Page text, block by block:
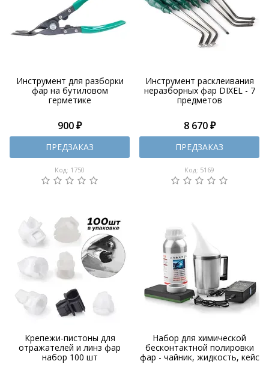
Инструмент для разборки
фар на бутиловом
герметике
900 ₽
ПРЕДЗАКАЗ
Код: 1750
Инструмент расклеивания
неразборных фар DIXEL - 7
предметов
8 670 ₽
ПРЕДЗАКАЗ
Код: 5169
Крепежи-пистоны для
отражателей и линз фар
набор 100 шт
Набор для химической
бесконтактной полировки
фар - чайник, жидкость, кейс